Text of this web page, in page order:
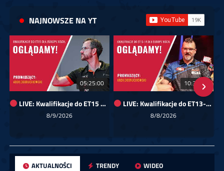
NAJNOWSZE NA YT
05:25:00
LIVE: Kwalifikacje do ET15 dla Europy Wschodniej
8/9/2026
10:35:29
LIVE: Kwalifikacje do ET13-14 dla Europy Wschodniej
8/8/2026
AKTUALNOŚCI TRENDY WIDEO